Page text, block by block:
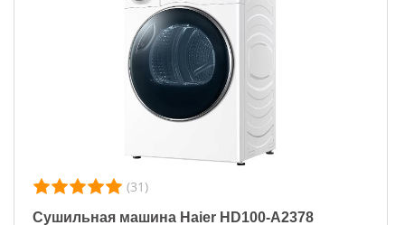
(31)
Сушильная машина Haier HD100-A2378